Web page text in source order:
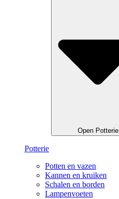
Open Potterie
Potterie
Potten en vazen
Kannen en kruiken
Schalen en borden
Lampenvoeten